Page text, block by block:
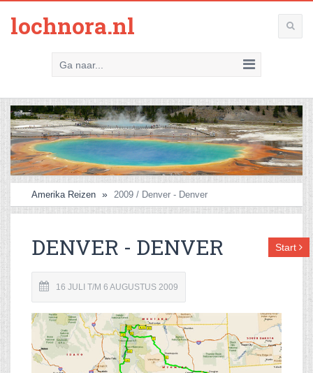
lochnora.nl
Ga naar...
Amerika Reizen 2009 / Denver - Denver
Start
DENVER - DENVER
16 JULI T/M 6 AUGUSTUS 2009